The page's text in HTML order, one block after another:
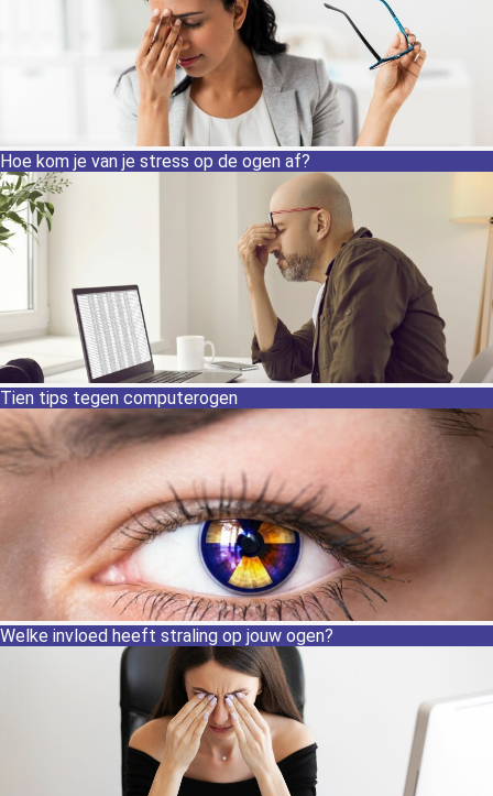
Hoe kom je van je stress op de ogen af?
Tien tips tegen computerogen
Welke invloed heeft straling op jouw ogen?